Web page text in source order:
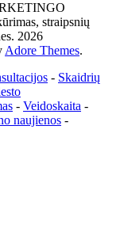
straipsnių
2026
Adore Themes.
- Skaidrių
- Veidoskaita -
naujienos -